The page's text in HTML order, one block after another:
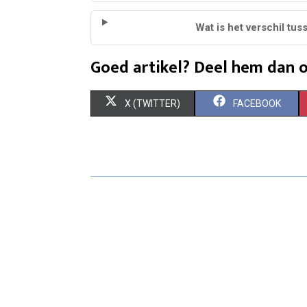
Wat is het verschil
Goed artikel? Deel hem dan
S
R
X (TWITTER) S
R
FACEBOOK